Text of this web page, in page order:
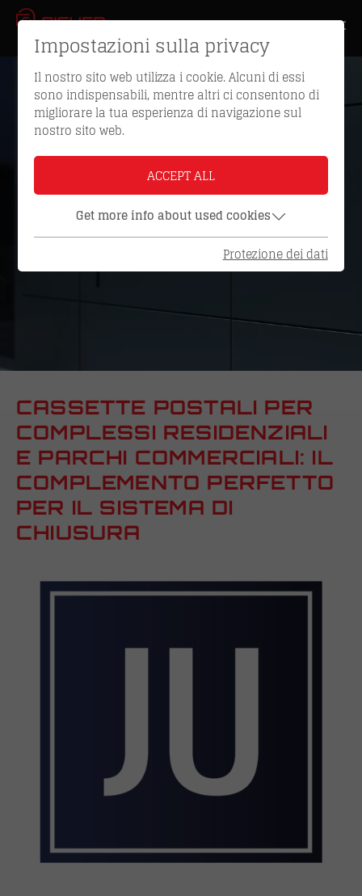
CASSETTE POSTALI PER
COMPLESSI RESIDENZIALI
E PARCHI COMMERCIALI: IL
COMPLEMENTO PERFETTO
PER IL SISTEMA DI
CHIUSURA
Impostazioni sulla privacy
Il nostro sito web utilizza i cookie. Alcuni di essi
sono indispensabili, mentre altri ci consentono di
migliorare la tua esperienza di navigazione sul
nostro sito web.
ACCEPT ALL
Get more info about used cookies
Protezione dei dati